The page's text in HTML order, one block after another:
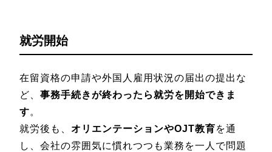
就労開始
在留資格の申請や外国人雇用状況の届出の提出な
ど、 事務手続きが終わったら就労を開始できま
す。
就労後も、 オリエンテーションやOJT教育を通
し、会社の雰囲気に慣れつつも業務を一人で問題